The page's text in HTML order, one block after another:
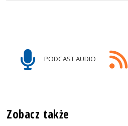
PODCAST AUDIO
Zobacz także